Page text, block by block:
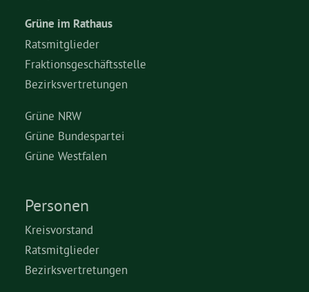
Grüne im Rathaus
Ratsmitglieder
Fraktionsgeschäftsstelle
Bezirksvertretungen
Grüne NRW
Grüne Bundespartei
Grüne Westfalen
Personen
Kreisvorstand
Ratsmitglieder
Bezirksvertretungen